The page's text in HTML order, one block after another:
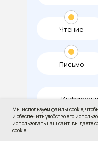
Чтение
Письмо
Мы используем файлы cookie,
и обеспечить удобство его
использовать наш сайт, вы даете
cookie.